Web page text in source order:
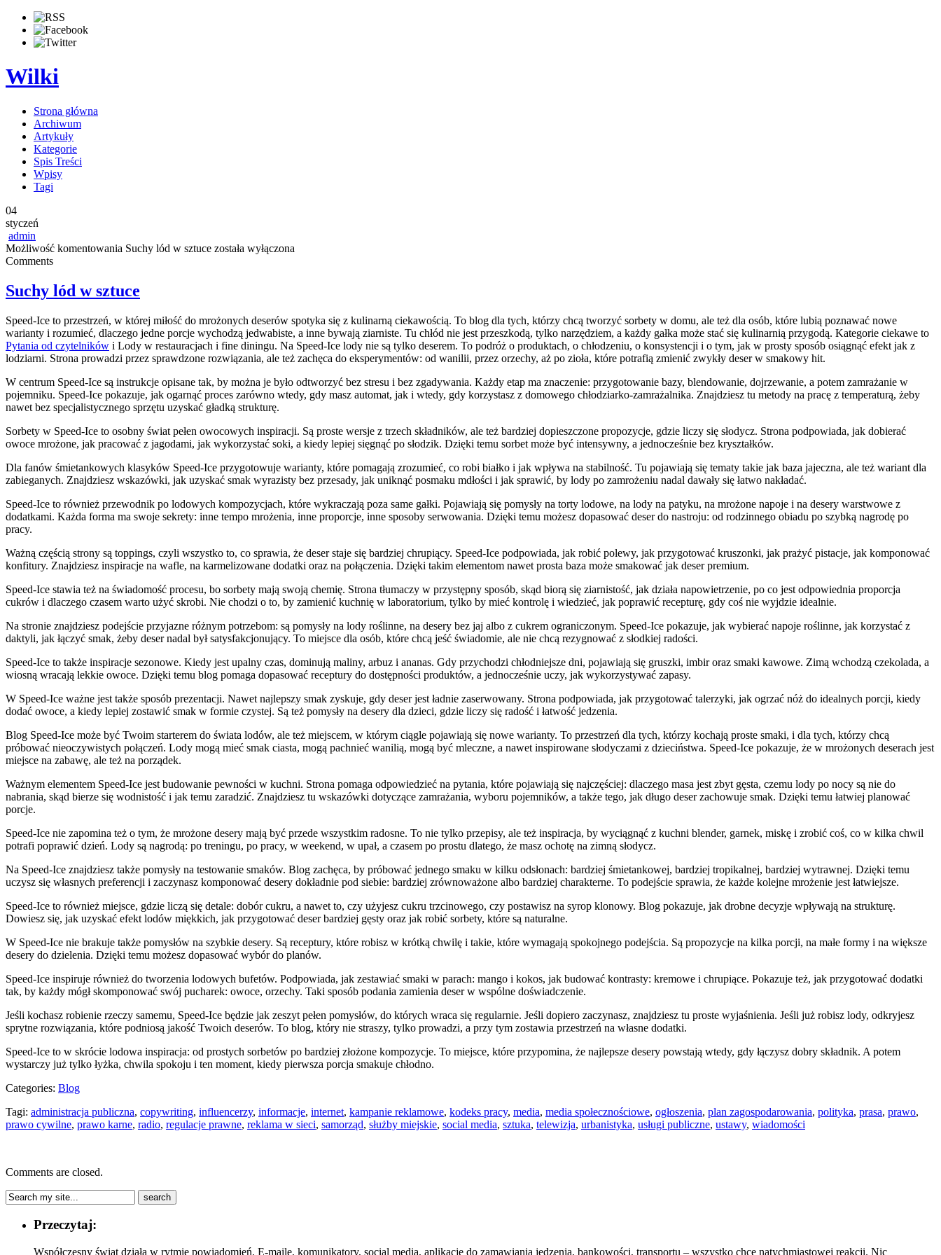
Wilki
Strona główna
Archiwum
Artykuły
Kategorie
Spis Treści
Wpisy
Tagi
04
styczeń
admin
Możliwość komentowania Suchy lód w sztuce została wyłączona
Comments
Suchy lód w sztuce
Speed-Ice to przestrzeń, w której miłość do mrożonych deserów spotyka się z kulinarną ciekawością. To blog dla tych, którzy chcą tworzyć sorbety w domu, ale też dla osób, które lubią poznawać nowe
warianty i rozumieć, dlaczego jedne porcje wychodzą jedwabiste, a inne bywają ziarniste. Tu chłód nie jest przeszkodą, tylko narzędziem, a każdy gałka może stać się kulinarnią przygodą. Kategorie ciekawe to
Pytania od czytelników i Lody w restauracjach i fine diningu. Na Speed-Ice lody nie są tylko deserem. To podróż o produktach, o chłodzeniu, o konsystencji i o tym, jak w prosty sposób osiągnąć efekt jak z
lodziarni. Strona prowadzi przez sprawdzone rozwiązania, ale też zachęca do eksperymentów: od wanilii, przez orzechy, aż po zioła, które potrafią zmienić zwykły deser w smakowy hit.
W centrum Speed-Ice są instrukcje opisane tak, by można je było odtworzyć bez stresu i bez zgadywania. Każdy etap ma znaczenie: przygotowanie bazy, blendowanie, dojrzewanie, a potem zamrażanie w
pojemniku. Speed-Ice pokazuje, jak ogarnąć proces zarówno wtedy, gdy masz automat, jak i wtedy, gdy korzystasz z domowego chłodziarko-zamrażalnika. Znajdziesz tu metody na pracę z temperaturą, żeby
nawet bez specjalistycznego sprzętu uzyskać gładką strukturę.
Sorbety w Speed-Ice to osobny świat pełen owocowych inspiracji. Są proste wersje z trzech składników, ale też bardziej dopieszczone propozycje, gdzie liczy się słodycz. Strona podpowiada, jak dobierać
owoce mrożone, jak pracować z jagodami, jak wykorzystać soki, a kiedy lepiej sięgnąć po słodzik. Dzięki temu sorbet może być intensywny, a jednocześnie bez kryształków.
Dla fanów śmietankowych klasyków Speed-Ice przygotowuje warianty, które pomagają zrozumieć, co robi białko i jak wpływa na stabilność. Tu pojawiają się tematy takie jak baza jajeczna, ale też wariant dla
zabieganych. Znajdziesz wskazówki, jak uzyskać smak wyrazisty bez przesady, jak uniknąć posmaku mdłości i jak sprawić, by lody po zamrożeniu nadal dawały się łatwo nakładać.
Speed-Ice to również przewodnik po lodowych kompozycjach, które wykraczają poza same gałki. Pojawiają się pomysły na torty lodowe, na lody na patyku, na mrożone napoje i na desery warstwowe z
dodatkami. Każda forma ma swoje sekrety: inne tempo mrożenia, inne proporcje, inne sposoby serwowania. Dzięki temu możesz dopasować deser do nastroju: od rodzinnego obiadu po szybką nagrodę po
pracy.
Ważną częścią strony są toppings, czyli wszystko to, co sprawia, że deser staje się bardziej chrupiący. Speed-Ice podpowiada, jak robić polewy, jak przygotować kruszonki, jak prażyć pistacje, jak komponować
konfitury. Znajdziesz inspiracje na wafle, na karmelizowane dodatki oraz na połączenia. Dzięki takim elementom nawet prosta baza może smakować jak deser premium.
Speed-Ice stawia też na świadomość procesu, bo sorbety mają swoją chemię. Strona tłumaczy w przystępny sposób, skąd biorą się ziarnistość, jak działa napowietrzenie, po co jest odpowiednia proporcja
cukrów i dlaczego czasem warto użyć skrobi. Nie chodzi o to, by zamienić kuchnię w laboratorium, tylko by mieć kontrolę i wiedzieć, jak poprawić recepturę, gdy coś nie wyjdzie idealnie.
Na stronie znajdziesz podejście przyjazne różnym potrzebom: są pomysły na lody roślinne, na desery bez jaj albo z cukrem ograniczonym. Speed-Ice pokazuje, jak wybierać napoje roślinne, jak korzystać z
daktyli, jak łączyć smak, żeby deser nadal był satysfakcjonujący. To miejsce dla osób, które chcą jeść świadomie, ale nie chcą rezygnować z słodkiej radości.
Speed-Ice to także inspiracje sezonowe. Kiedy jest upalny czas, dominują maliny, arbuz i ananas. Gdy przychodzi chłodniejsze dni, pojawiają się gruszki, imbir oraz smaki kawowe. Zimą wchodzą czekolada, a
wiosną wracają lekkie owoce. Dzięki temu blog pomaga dopasować receptury do dostępności produktów, a jednocześnie uczy, jak wykorzystywać zapasy.
W Speed-Ice ważne jest także sposób prezentacji. Nawet najlepszy smak zyskuje, gdy deser jest ładnie zaserwowany. Strona podpowiada, jak przygotować talerzyki, jak ogrzać nóż do idealnych porcji, kiedy
dodać owoce, a kiedy lepiej zostawić smak w formie czystej. Są też pomysły na desery dla dzieci, gdzie liczy się radość i łatwość jedzenia.
Blog Speed-Ice może być Twoim starterem do świata lodów, ale też miejscem, w którym ciągle pojawiają się nowe warianty. To przestrzeń dla tych, którzy kochają proste smaki, i dla tych, którzy chcą
próbować nieoczywistych połączeń. Lody mogą mieć smak ciasta, mogą pachnieć wanilią, mogą być mleczne, a nawet inspirowane słodyczami z dzieciństwa. Speed-Ice pokazuje, że w mrożonych deserach jest
miejsce na zabawę, ale też na porządek.
Ważnym elementem Speed-Ice jest budowanie pewności w kuchni. Strona pomaga odpowiedzieć na pytania, które pojawiają się najczęściej: dlaczego masa jest zbyt gęsta, czemu lody po nocy są nie do
nabrania, skąd bierze się wodnistość i jak temu zaradzić. Znajdziesz tu wskazówki dotyczące zamrażania, wyboru pojemników, a także tego, jak długo deser zachowuje smak. Dzięki temu łatwiej planować
porcje.
Speed-Ice nie zapomina też o tym, że mrożone desery mają być przede wszystkim radosne. To nie tylko przepisy, ale też inspiracja, by wyciągnąć z kuchni blender, garnek, miskę i zrobić coś, co w kilka chwil
potrafi poprawić dzień. Lody są nagrodą: po treningu, po pracy, w weekend, w upał, a czasem po prostu dlatego, że masz ochotę na zimną słodycz.
Na Speed-Ice znajdziesz także pomysły na testowanie smaków. Blog zachęca, by próbować jednego smaku w kilku odsłonach: bardziej śmietankowej, bardziej tropikalnej, bardziej wytrawnej. Dzięki temu
uczysz się własnych preferencji i zaczynasz komponować desery dokładnie pod siebie: bardziej zrównoważone albo bardziej charakterne. To podejście sprawia, że każde kolejne mrożenie jest łatwiejsze.
Speed-Ice to również miejsce, gdzie liczą się detale: dobór cukru, a nawet to, czy użyjesz cukru trzcinowego, czy postawisz na syrop klonowy. Blog pokazuje, jak drobne decyzje wpływają na strukturę.
Dowiesz się, jak uzyskać efekt lodów miękkich, jak przygotować deser bardziej gęsty oraz jak robić sorbety, które są naturalne.
W Speed-Ice nie brakuje także pomysłów na szybkie desery. Są receptury, które robisz w krótką chwilę i takie, które wymagają spokojnego podejścia. Są propozycje na kilka porcji, na małe formy i na większe
desery do dzielenia. Dzięki temu możesz dopasować wybór do planów.
Speed-Ice inspiruje również do tworzenia lodowych bufetów. Podpowiada, jak zestawiać smaki w parach: mango i kokos, jak budować kontrasty: kremowe i chrupiące. Pokazuje też, jak przygotować dodatki
tak, by każdy mógł skomponować swój pucharek: owoce, orzechy. Taki sposób podania zamienia deser w wspólne doświadczenie.
Jeśli kochasz robienie rzeczy samemu, Speed-Ice będzie jak zeszyt pełen pomysłów, do których wraca się regularnie. Jeśli dopiero zaczynasz, znajdziesz tu proste wyjaśnienia. Jeśli już robisz lody, odkryjesz
sprytne rozwiązania, które podniosą jakość Twoich deserów. To blog, który nie straszy, tylko prowadzi, a przy tym zostawia przestrzeń na własne dodatki.
Speed-Ice to w skrócie lodowa inspiracja: od prostych sorbetów po bardziej złożone kompozycje. To miejsce, które przypomina, że najlepsze desery powstają wtedy, gdy łączysz dobry składnik. A potem
wystarczy już tylko łyżka, chwila spokoju i ten moment, kiedy pierwsza porcja smakuje chłodno.
Categories: Blog
Tagi: administracja publiczna, copywriting, influencerzy, informacje, internet, kampanie reklamowe, kodeks pracy, media, media społecznościowe, ogłoszenia, plan zagospodarowania, polityka, prasa, prawo,
prawo cywilne, prawo karne, radio, regulacje prawne, reklama w sieci, samorząd, służby miejskie, social media, sztuka, telewizja, urbanistyka, usługi publiczne, ustawy, wiadomości
Comments are closed.
Przeczytaj:
Współczesny świat działa w rytmie powiadomień. E-maile, komunikatory, social media, aplikacje do zamawiania jedzenia, bankowości, transportu – wszystko chce natychmiastowej reakcji. Nic